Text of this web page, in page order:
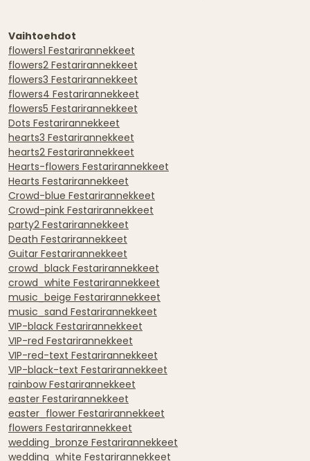
Vaihtoehdot
flowers1 Festarirannekkeet
flowers2 Festarirannekkeet
flowers3 Festarirannekkeet
flowers4 Festarirannekkeet
flowers5 Festarirannekkeet
Dots Festarirannekkeet
hearts3 Festarirannekkeet
hearts2 Festarirannekkeet
Hearts-flowers Festarirannekkeet
Hearts Festarirannekkeet
Crowd-blue Festarirannekkeet
Crowd-pink Festarirannekkeet
party2 Festarirannekkeet
Death Festarirannekkeet
Guitar Festarirannekkeet
crowd_black Festarirannekkeet
crowd_white Festarirannekkeet
music_beige Festarirannekkeet
music_sand Festarirannekkeet
VIP-black Festarirannekkeet
VIP-red Festarirannekkeet
VIP-red-text Festarirannekkeet
VIP-black-text Festarirannekkeet
rainbow Festarirannekkeet
easter Festarirannekkeet
easter_flower Festarirannekkeet
flowers Festarirannekkeet
wedding_bronze Festarirannekkeet
wedding_white Festarirannekkeet